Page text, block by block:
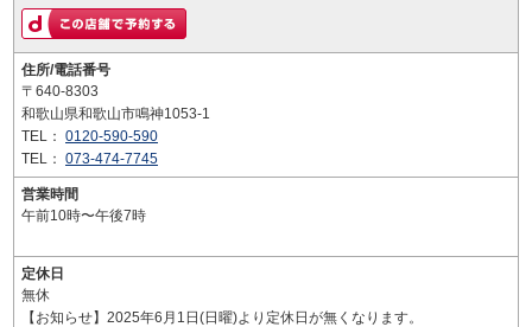
住所/電話番号
〒640-8303
和歌山県和歌山市鳴神1053-1
TEL： 0120-590-590
TEL： 073-474-7745
営業時間
午前10時〜午後7時
定休日
無休
【お知らせ】2025年6月1日(日曜)より定休日が無くなります。